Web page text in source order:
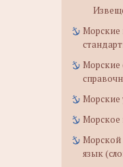
Морские
Морские
Морские
Морское
Морской
язык